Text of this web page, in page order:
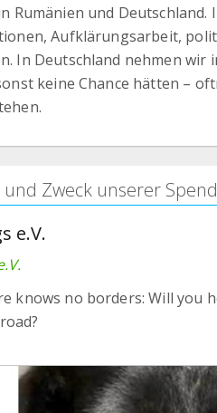
Rumänien und
Aufklärungsarbeit,
In Deutschland nehmen wir
keine Chance hätten –
Zweck unserer
e.V.
knows no borders: Will you